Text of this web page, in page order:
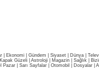
Ekonomi Gündem Siyaset Dünya |
Kapak Güzeli Astroloji Magazin Sağlık
Pazar| Sarı Sayfalar| Otomobil Dosyalar|